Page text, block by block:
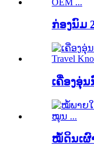
ກ່ອງນົມ
ເຄື່ອງອຸ່
ໝໍ້ດິນເຜົ